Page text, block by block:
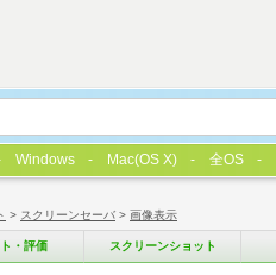
> スクリーンセーバ > 画像表示
・評価 スクリーンショット
Windows Mac(OS X) 全OS